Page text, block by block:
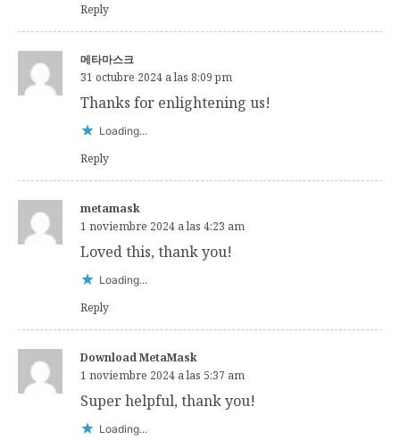
Reply
메타마스크
31 octubre 2024 a las 8:09 pm
Thanks for enlightening us!
Loading...
Reply
metamask
1 noviembre 2024 a las 4:23 am
Loved this, thank you!
Loading...
Reply
Download MetaMask
1 noviembre 2024 a las 5:37 am
Super helpful, thank you!
Loading...